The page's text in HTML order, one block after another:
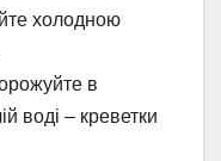
холодною
в
воді – креветки